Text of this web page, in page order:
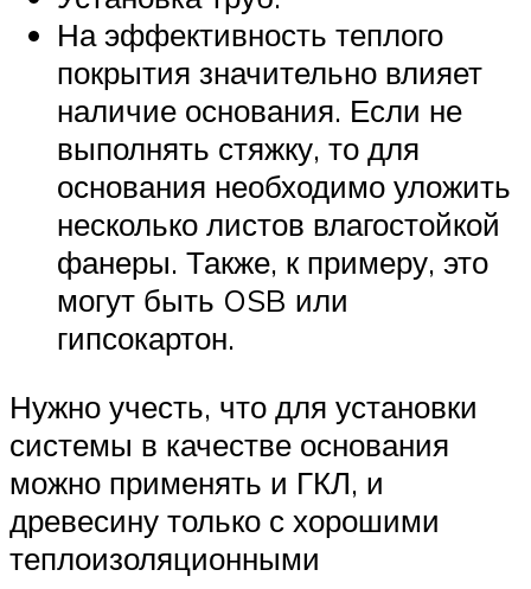
На эффективность теплого
покрытия значительно влияет
наличие основания. Если не
выполнять стяжку, то для
основания необходимо уложить
несколько листов влагостойкой
фанеры. Также, к примеру, это
могут быть OSB или
гипсокартон.
Нужно учесть, что для установки
системы в качестве основания
можно применять и ГКЛ, и
древесину только с хорошими
теплоизоляционными